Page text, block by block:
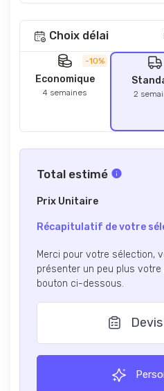
Choix délai
-10%
Economique
4 semaines 2
Total estimé
Prix Unitaire
Récapitulatif de votre
Merci pour votre sélection,
présenter un peu plus
bouton ci-dessous.